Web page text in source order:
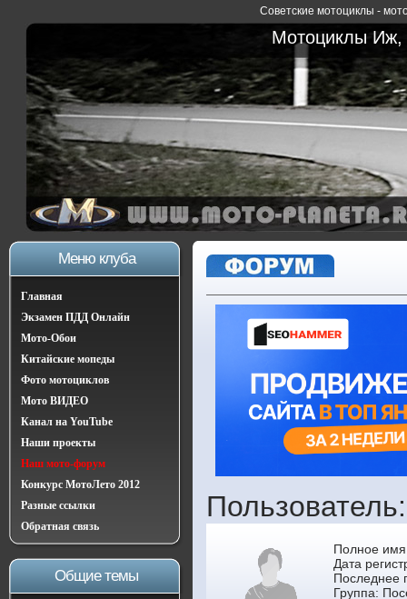
Советские мотоциклы -
Мотоциклы Иж,
Меню клуба
Главная
Экзамен ПДД Онлайн
Мото-Обои
Китайские мопеды
Фото мотоциклов
Мото ВИДЕО
Канал на YouTube
Наши проекты
Наш мото-форум
Конкурс МотоЛето 2012
Разные ссылки
Обратная связь
Общие темы
Полное
Дата
Последнее
Группа: